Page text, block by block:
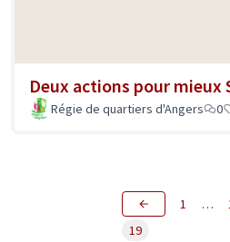
Deux actions pour mieux
Régie de quartiers d'Angers
0
1 …
19